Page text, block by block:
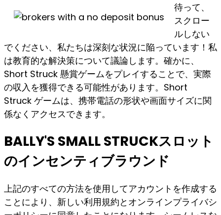
待って、
スクロー
ルしない
でください、私たちは深刻な状況に陥っています！私
は教育的な解決策について議論します。確かに、
Short Struck 懸賞ゲームをプレイすることで、実際
の収入を獲得できる可能性があります。Short
Struck ゲームは、携帯電話の形状や画面サイズに関
係なくアクセスできます。
BALLY'S SMALL STRUCKスロット
のインセンティブラウンド
上記のすべての方法を使用してアカウントを作成する
ことにより、新しい利用規約とオンラインプライバシ